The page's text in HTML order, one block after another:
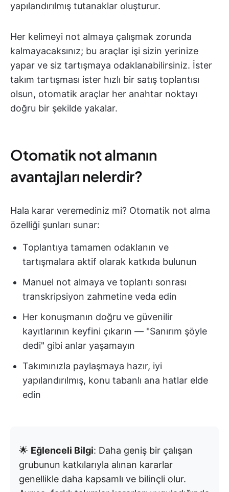
yapılandırılmış tutanaklar oluşturur.
Her kelimeyi not almaya çalışmak zorunda
kalmayacaksınız; bu araçlar işi sizin yerinize
yapar ve siz tartışmaya odaklanabilirsiniz. İster
takım tartışması ister hızlı bir satış toplantısı
olsun, otomatik araçlar her anahtar noktayı
doğru bir şekilde yakalar.
Otomatik not almanın
avantajları nelerdir?
Hala karar veremediniz mi? Otomatik not alma
özelliği şunları sunar:
Toplantıya tamamen odaklanın ve
tartışmalara aktif olarak katkıda bulunun
Manuel not almaya ve toplantı sonrası
transkripsiyon zahmetine veda edin
Her konuşmanın doğru ve güvenilir
kayıtlarının keyfini çıkarın — "Sanırım şöyle
dedi" gibi anlar yaşamayın
Takımınızla paylaşmaya hazır, iyi
yapılandırılmış, konu tabanlı ana hatlar elde
edin
🌟 Eğlenceli Bilgi: Daha geniş bir çalışan
grubunun katkılarıyla alınan kararlar
genellikle daha kapsamlı ve bilinçli olur.